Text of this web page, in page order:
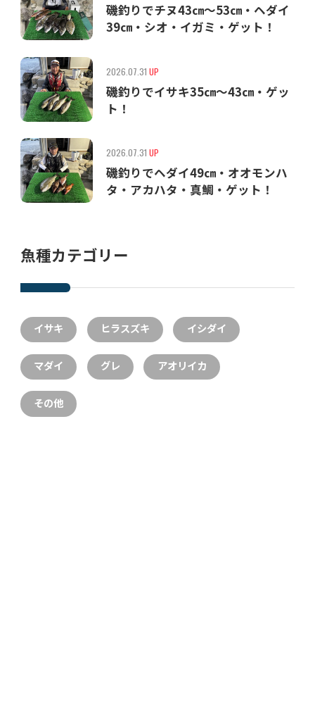
磯釣りでチヌ43㎝〜53㎝・ヘダイ
39㎝・シオ・イガミ・ゲット！
2026.07.31 UP
磯釣りでイサキ35㎝〜43㎝・ゲッ
ト！
2026.07.31 UP
磯釣りでヘダイ49㎝・オオモンハ
タ・アカハタ・真鯛・ゲット！
魚種カテゴリー
イサキ ヒラスズキ イシダイ
マダイ グレ アオリイカ
その他